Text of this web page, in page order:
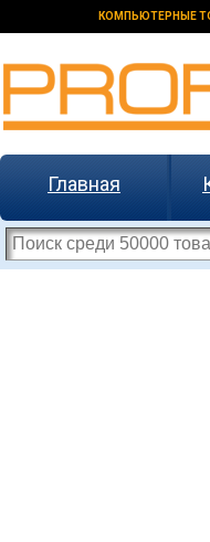
КОМПЬЮТЕРНЫЕ
Главная